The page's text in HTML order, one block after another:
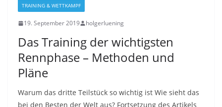
TRAINING & WETTKAMPF
19. September 2019 holgerluening
Das Training der wichtigsten
Rennphase – Methoden und
Pläne
Warum das dritte Teilstück so wichtig ist Wie sieht das
bei den Besten der Welt aus? Fortsetzung des Artikels